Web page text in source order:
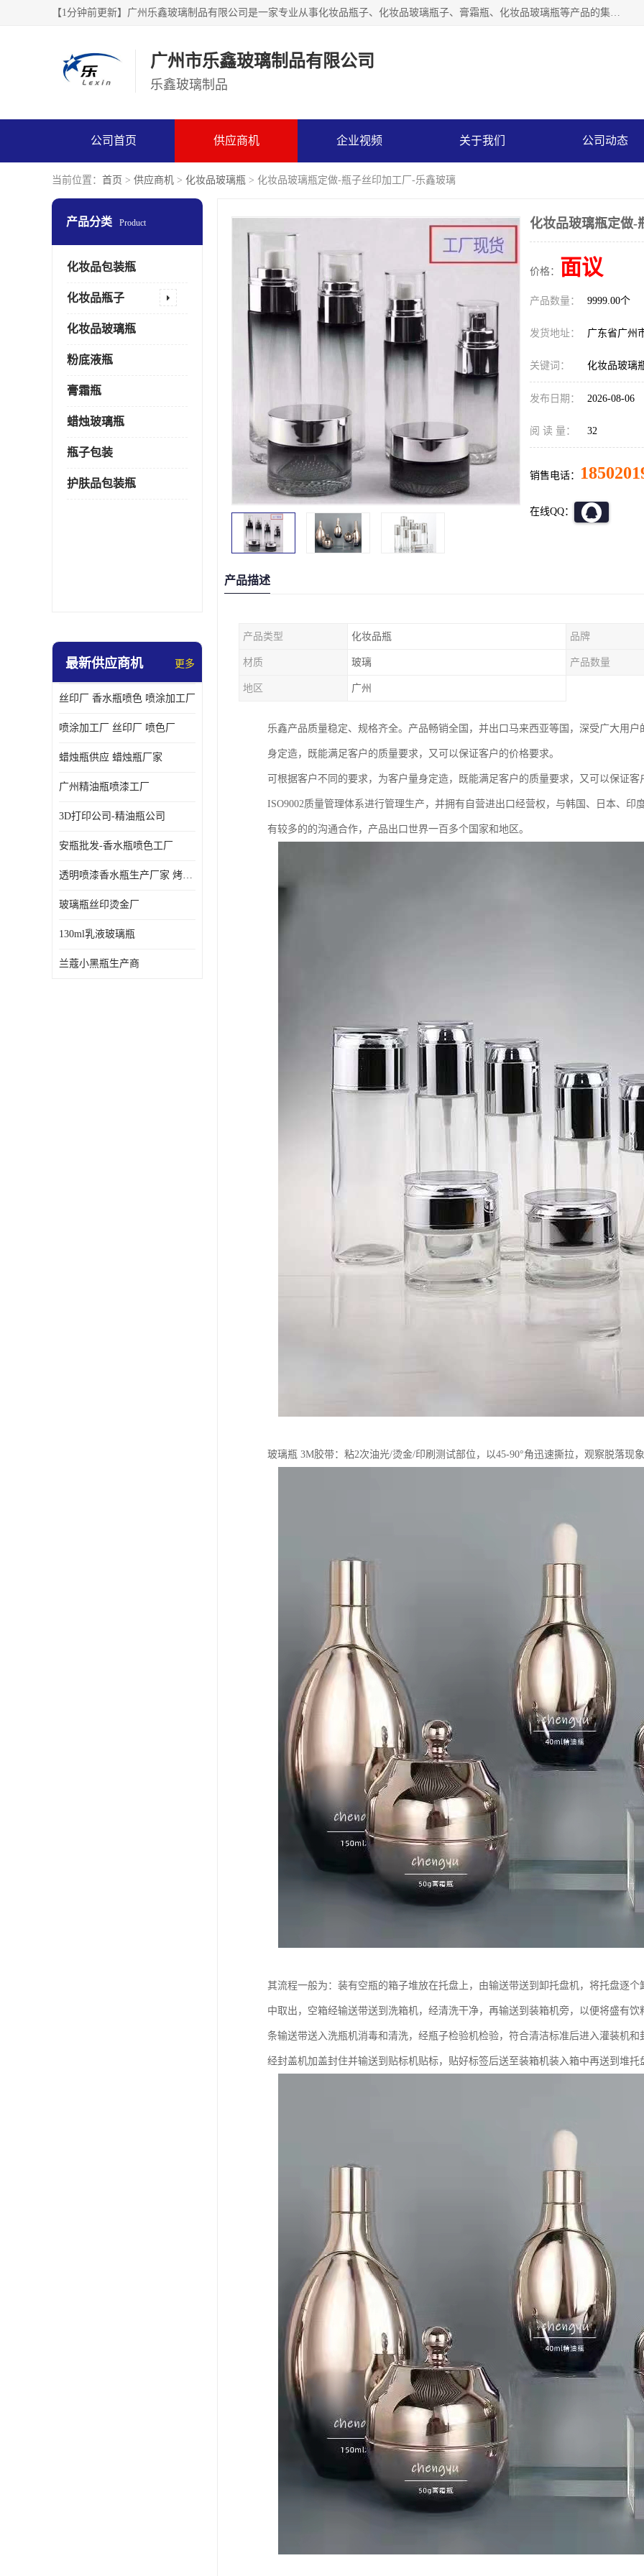
【1分钟前更新】广州乐鑫玻璃制品有限公司是一家专业从事化妆品瓶子、化妆品玻璃瓶子、膏霜瓶、化妆品玻璃瓶等产品的集开发研制、生产、销售于一体的实业型玻璃制品生产企业。产品从设计、开模、试样、生产、蒙砂、抛光、喷涂、高低温单色及多色印刷，烫金（银）到交货实现一条龙服务。
广州市乐鑫玻璃制品有限公司
乐鑫玻璃制品
公司首页 供应商机 企业视频 关于我们 公司动态
当前位置： 首页 > 供应商机 > 化妆品玻璃瓶 > 化妆品玻璃瓶定做-瓶子丝印加工厂-乐鑫玻璃
产品分类 Product
化妆品包装瓶
化妆品瓶子
化妆品玻璃瓶
粉底液瓶
膏霜瓶
蜡烛玻璃瓶
瓶子包装
护肤品包装瓶
最新供应商机 更多
丝印厂 香水瓶喷色 喷涂加工厂
喷涂加工厂 丝印厂 喷色厂
蜡烛瓶供应 蜡烛瓶厂家
广州精油瓶喷漆工厂
3D打印公司-精油瓶公司
安瓶批发-香水瓶喷色工厂
透明喷漆香水瓶生产厂家 烤漆抛光香水瓶厂家
玻璃瓶丝印烫金厂
130ml乳液玻璃瓶
兰蔻小黑瓶生产商
化妆品玻璃瓶定做-
价格： 面议
产品数量： 9999.00个
发货地址： 广东省广州
关键词： 化妆品玻璃
发布日期： 2026-08-06
阅 读 量： 32
销售电话：
在线QQ：
产品描述
产品类型 化妆品瓶 品牌
材质 玻璃 产品数量
地区 广州
乐鑫产品质量稳定、规格齐全。产品畅销全国，并出口马来西亚等国，深受广大用
身定造，既能满足客户的质量要求，又可以保证客户的价格要求。
可根据客户不同的要求，为客户量身定造，既能满足客户的质量要求，又可以保证
ISO9002质量管理体系进行管理生产，并拥有自营进出口经营权，与韩国、日本、
有较多的的沟通合作，产品出口世界一百多个国家和地区。
玻璃瓶 3M胶带：粘2次油光/烫金/印刷测试部位，以45-90°角迅速撕拉，观察脱落现
其流程一般为：装有空瓶的箱子堆放在托盘上，由输送带送到卸托盘机，将托盘逐
中取出，空箱经输送带送到洗箱机，经清洗干净，再输送到装箱机旁，以便将盛有
条输送带送入洗瓶机消毒和清洗，经瓶子检验机检验，符合清洁标准后进入灌装机
经封盖机加盖封住并输送到贴标机贴标，贴好标签后送至装箱机装入箱中再送到堆